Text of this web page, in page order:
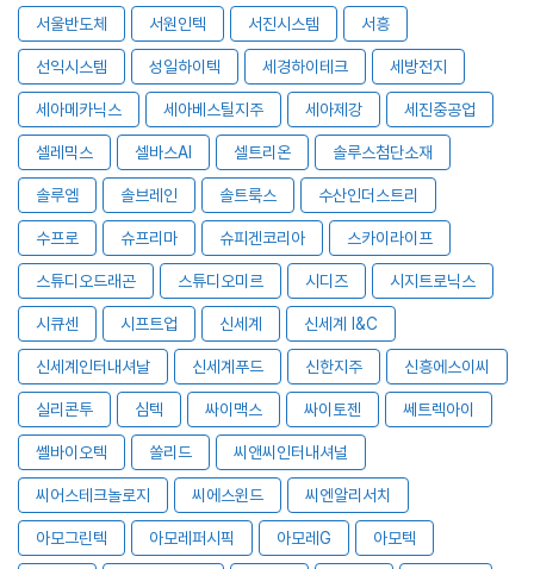
서울반도체 서원인텍 서진시스템 서흥
선익시스템 성일하이텍 세경하이테크 세방전지
세아메카닉스 세아베스틸지주 세아제강 세진중공업
셀레믹스 셀바스AI 셀트리온 솔루스첨단소재
솔루엠 솔브레인 솔트룩스 수산인더스트리
수프로 슈프리마 슈피겐코리아 스카이라이프
스튜디오드래곤 스튜디오미르 시디즈 시지트로닉스
시큐센 시프트업 신세계 신세계 I&C
신세계인터내셔날 신세계푸드 신한지주 신흥에스이씨
실리콘투 심텍 싸이맥스 싸이토젠 쎄트렉아이
쎌바이오텍 쏠리드 씨앤씨인터내셔널
씨어스테크놀로지 씨에스윈드 씨엔알리서치
아모그린텍 아모레퍼시픽 아모레G 아모텍